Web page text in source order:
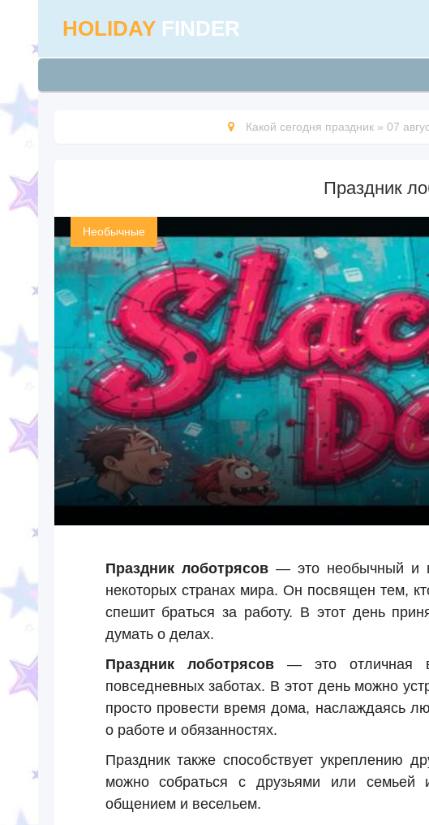
HOLIDAY FINDER
Какой сегодня праздник » 07
Праздник
Необычные
Праздник лоботрясов— это необычный и
некоторых странах мира. Он посвящен тем,
спешит браться за работу. В этот день
думать о делах.
Праздник лоботрясов— это отличная
повседневных заботах. В этот день можно
просто провести время дома, наслаждаясь
о работе и обязанностях.
Праздник также способствует укреплению
можно собраться с друзьями или семьей
общением и весельем.